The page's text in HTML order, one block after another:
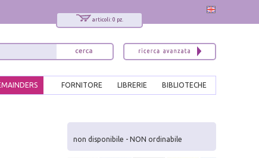
articoli: 0 pz.
BIBLIOTECHE
LIBRERIE
FORNITORE
non disponibile - NON ordinabile
x
Interessato ai nostri libri?